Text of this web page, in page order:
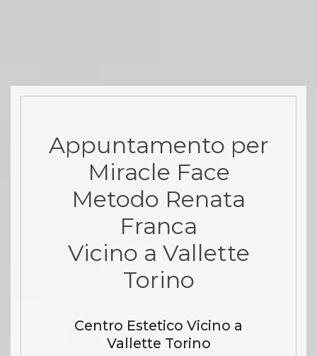
Appuntamento per
Miracle Face
Metodo Renata
Franca
Vicino a Vallette
Torino
Centro Estetico Vicino a
Vallette Torino